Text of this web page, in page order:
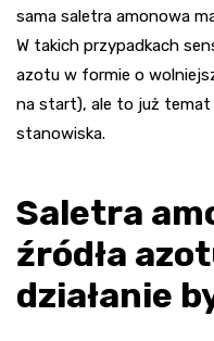
sama saletra amonowa
W takich przypadkach
azotu w formie o
na start), ale to już temat
stanowiska.
Saletra
źródła
działanie